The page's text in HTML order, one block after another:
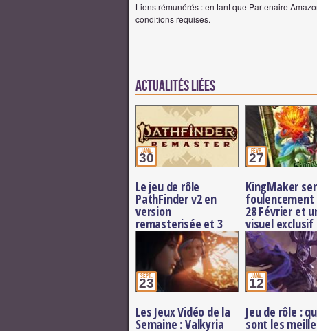
Liens rémunérés : en tant que Partenaire
conditions requises.
Actualités Liées
janv.
30
Le jeu de rôle
PathFinder v2 en
version
remasterisée et 3
nouveaux
suppléments en
foulancement dès ce
soir
févr.
27
KingMaker
foulencement
28 Février et
visuel exclusif
Bestiaire
sept.
23
Les Jeux Vidéo de la
Semaine : Valkyria
janv.
12
Jeu de rôle :
sont les